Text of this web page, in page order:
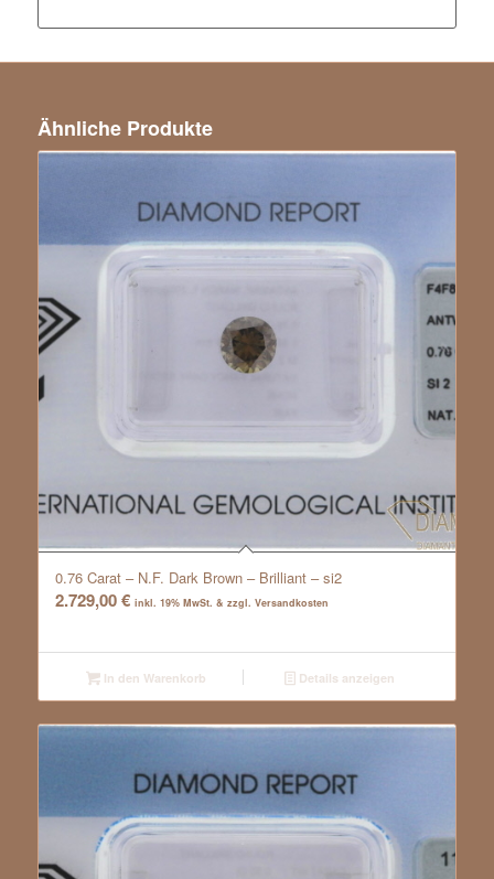
Ähnliche Produkte
0.76 Carat – N.F. Dark Brown – Brilliant – si2
2.729,00€ inkl. 19% MwSt. & zzgl. Versandkosten
In den Warenkorb Details anzeigen